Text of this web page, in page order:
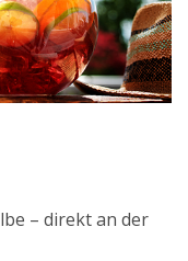
– direkt an der